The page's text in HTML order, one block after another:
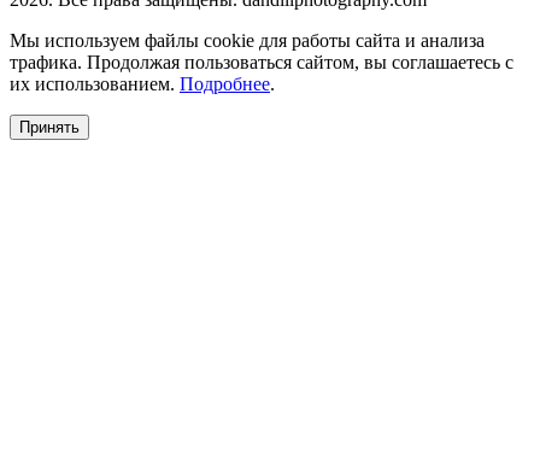
Мы используем файлы cookie для работы сайта и анализа
трафика. Продолжая пользоваться сайтом, вы соглашаетесь с
их использованием. Подробнее.
Принять